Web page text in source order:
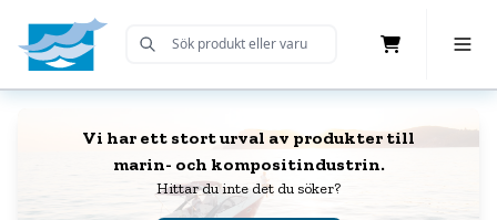
Home Submit Search
Vi har ett stort urval av produkter till
marin- och kompositindustrin.
Hittar du inte det du söker?